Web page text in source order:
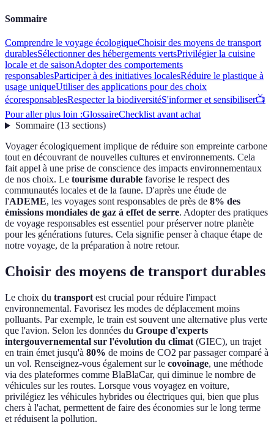
Sommaire
Comprendre le voyage écologiqueChoisir des moyens de transport
durablesSélectionner des hébergements vertsPrivilégier la cuisine
locale et de saisonAdopter des comportements
responsablesParticiper à des initiatives localesRéduire le plastique à
usage uniqueUtiliser des applications pour des choix
écoresponsablesRespecter la biodiversitéS'informer et sensibiliser📺
Pour aller plus loin :GlossaireChecklist avant achat
Sommaire(13 sections)
Voyager écologiquement implique de réduire son empreinte carbone
tout en découvrant de nouvelles cultures et environnements. Cela
fait appel à une prise de conscience des impacts environnementaux
de nos choix. Le tourisme durable favorise le respect des
communautés locales et de la faune. D'après une étude de
l'ADEME, les voyages sont responsables de près de 8% des
émissions mondiales de gaz à effet de serre. Adopter des pratiques
de voyage responsables est essentiel pour préserver notre planète
pour les générations futures. Cela signifie penser à chaque étape de
notre voyage, de la préparation à notre retour.
Choisir des moyens de transport durables
Le choix du transport est crucial pour réduire l'impact
environnemental. Favorisez les modes de déplacement moins
polluants. Par exemple, le train est souvent une alternative plus verte
que l'avion. Selon les données du Groupe d'experts
intergouvernemental sur l'évolution du climat (GIEC), un trajet
en train émet jusqu'à 80% de moins de CO2 par passager comparé à
un vol. Renseignez-vous également sur le covoinage, une méthode
via des plateformes comme BlaBlaCar, qui diminue le nombre de
véhicules sur les routes. Lorsque vous voyagez en voiture,
privilégiez les véhicules hybrides ou électriques qui, bien que plus
chers à l'achat, permettent de faire des économies sur le long terme
et réduisent la pollution.